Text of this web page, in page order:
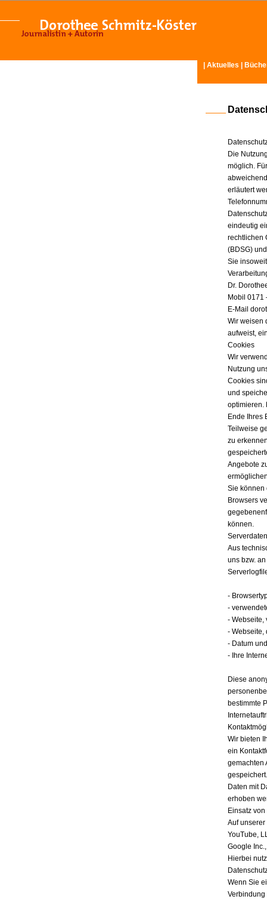
Aktuelles
Die
möglich.
erläutert
eindeutig
rechtlichen
(BDSG)
Sie
Dr.
Mobil 0171
E-Mail
Wir weisen
aufweist,
Cookies
Wir
Nutzung
Cookies
und
optimieren.
Ende Ihres
Teilweise
zu
Angebote
Sie können
Browsers
können.
Serverdaten
Aus
uns bzw.
-
-
- Webseite,
- Webseite,
- Datum
- Ihre
Diese
bestimmte
Wir bieten
ein
gemachten
Daten mit
erhoben
Einsatz
Auf
YouTube,
Google
Hierbei
Wenn Sie
Verbindung